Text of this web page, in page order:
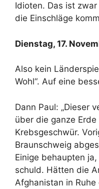
Idioten. Das ist
die Einschläge
Dienstag, 17.
Also kein
Wohl“. Auf eine
Dann Paul: „Dieser
über die ganze
Krebsgeschwür.
Braunschweig
Einige behaupten
schuld. Hätten die
Afghanistan in